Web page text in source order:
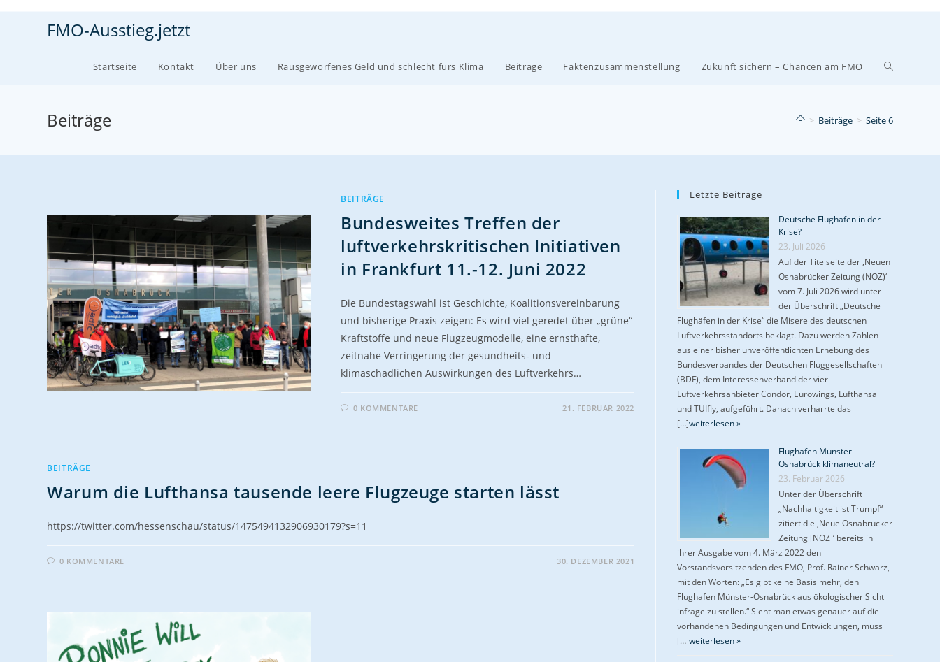
FMO-Ausstieg.jetzt
Startseite Kontakt Über uns Rausgeworfenes Geld und schlecht fürs Klima Beiträge Faktenzusammenstellung Zukunft sichern – Chancen am FMO
Beiträge > Beiträge > Seite 6
BEITRÄGE
Bundesweites Treffen der
luftverkehrskritischen Initiativen
in Frankfurt 11.-12. Juni 2022
Die Bundestagswahl ist Geschichte, Koalitionsvereinbarung
und bisherige Praxis zeigen: Es wird viel geredet über „grüne“
Kraftstoffe und neue Flugzeugmodelle, eine ernsthafte,
zeitnahe Verringerung der gesundheits- und
klimaschädlichen Auswirkungen des Luftverkehrs…
0 KOMMENTARE 21. FEBRUAR 2022
BEITRÄGE
Warum die Lufthansa tausende leere Flugzeuge starten lässt
https://twitter.com/hessenschau/status/1475494132906930179?s=11
0 KOMMENTARE 30. DEZEMBER 2021
Letzte Beiträge
Deutsche Flughäfen in der
Krise?
23. Juli 2026
Auf der Titelseite der ‚Neuen
Osnabrücker Zeitung (NOZ)‘
vom 7. Juli 2026 wird unter
der Überschrift „Deutsche
Flughäfen in der Krise“ die Misere des deutschen
Luftverkehrsstandorts beklagt. Dazu werden Zahlen
aus einer bisher unveröffentlichten Erhebung des
Bundesverbandes der Deutschen Fluggesellschaften
(BDF), dem Interessenverband der vier
Luftverkehrsanbieter Condor, Eurowings, Lufthansa
und TUIfly, aufgeführt. Danach verharrte das
[…]weiterlesen »
Flughafen Münster-
Osnabrück klimaneutral?
23. Februar 2026
Unter der Überschrift
„Nachhaltigkeit ist Trumpf“
zitiert die ‚Neue Osnabrücker
Zeitung [NOZ]‘ bereits in
ihrer Ausgabe vom 4. März 2022 den
Vorstandsvorsitzenden des FMO, Prof. Rainer Schwarz,
mit den Worten: „Es gibt keine Basis mehr, den
Flughafen Münster-Osnabrück aus ökologischer Sicht
infrage zu stellen.“ Sieht man etwas genauer auf die
vorhandenen Bedingungen und Entwicklungen, muss
[…]weiterlesen »